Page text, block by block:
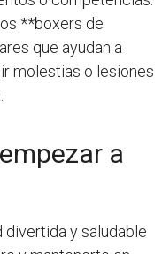
**boxers de
que ayudan a
molestias o lesiones
a
divertida y saludable